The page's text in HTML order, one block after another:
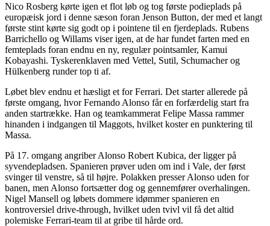
Nico Rosberg kørte igen et flot løb og tog første podieplads på
europæisk jord i denne sæson foran Jenson Button, der med et langt
første stint kørte sig godt op i pointene til en fjerdeplads. Rubens
Barrichello og Willams viser igen, at de har fundet farten med en
femteplads foran endnu en ny, regulær pointsamler, Kamui
Kobayashi. Tyskerenklaven med Vettel, Sutil, Schumacher og
Hülkenberg runder top ti af.
Løbet blev endnu et hæsligt et for Ferrari. Det starter allerede på
første omgang, hvor Fernando Alonso får en forfærdelig start fra
anden startrække. Han og teamkammerat Felipe Massa rammer
hinanden i indgangen til Maggots, hvilket koster en punktering til
Massa.
På 17. omgang angriber Alonso Robert Kubica, der ligger på
syvendepladsen. Spanieren prøver uden om ind i Vale, der først
svinger til venstre, så til højre. Polakken presser Alonso uden for
banen, men Alonso fortsætter dog og gennemfører overhalingen.
Nigel Mansell og løbets dommere idømmer spanieren en
kontroversiel drive-through, hvilket uden tvivl vil få det altid
polemiske Ferrari-team til at gribe til hårde ord.